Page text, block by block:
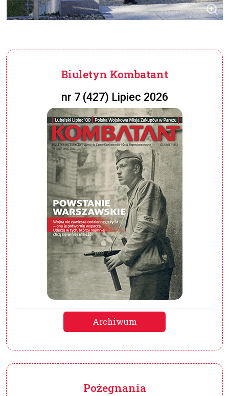
Biuletyn Kombatant
nr 7 (427) Lipiec 2026
Archiwum
Pożegnania